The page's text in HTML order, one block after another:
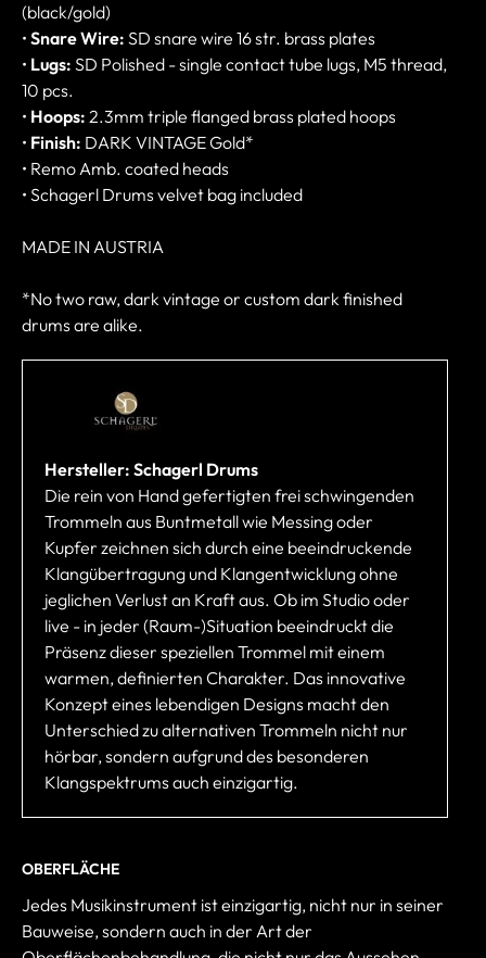
(black/gold)
• Snare Wire: SD snare wire 16 str. brass plates
• Lugs: SD Polished - single contact tube lugs, M5 thread,
10 pcs.
• Hoops: 2.3mm triple flanged brass plated hoops
• Finish: DARK VINTAGE Gold*
• Remo Amb. coated heads
• Schagerl Drums velvet bag included
MADE IN AUSTRIA
*No two raw, dark vintage or custom dark finished
drums are alike.
Hersteller: Schagerl Drums
Die rein von Hand gefertigten frei schwingenden
Trommeln aus Buntmetall wie Messing oder
Kupfer zeichnen sich durch eine beeindruckende
Klangübertragung und Klangentwicklung ohne
jeglichen Verlust an Kraft aus. Ob im Studio oder
live - in jeder (Raum-)Situation beeindruckt die
Präsenz dieser speziellen Trommel mit einem
warmen, definierten Charakter. Das innovative
Konzept eines lebendigen Designs macht den
Unterschied zu alternativen Trommeln nicht nur
hörbar, sondern aufgrund des besonderen
Klangspektrums auch einzigartig.
OBERFLÄCHE
Jedes Musikinstrument ist einzigartig, nicht nur in seiner
Bauweise, sondern auch in der Art der